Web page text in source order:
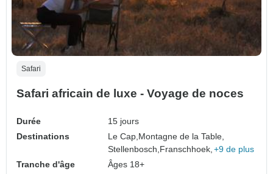
Safari
Safari africain de luxe - Voyage de noces
Durée
15 jours
Destinations
Le Cap, Montagne de la Table,
Stellenbosch, Franschhoek, +9 de plus
Tranche d'âge
Âges 18+